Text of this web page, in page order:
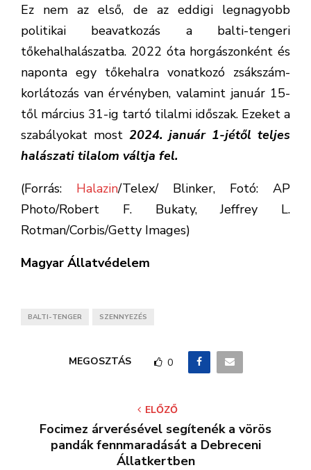
Ez nem az első, de az eddigi legnagyobb
politikai beavatkozás a balti-tengeri
tőkehalhalászatba. 2022 óta horgászonként és
naponta egy tőkehalra vonatkozó zsákszám-
korlátozás van érvényben, valamint január 15-
től március 31-ig tartó tilalmi időszak. Ezeket a
szabályokat most 2024. január 1-jétől teljes
halászati tilalom váltja fel.
(Forrás: Halazin/Telex/ Blinker, Fotó: AP
Photo/Robert F. Bukaty, Jeffrey L.
Rotman/Corbis/Getty Images)
Magyar Állatvédelem
BALTI-TENGER SZENNYEZÉS
MEGOSZTÁS 0
ELŐZŐ
Focimez árverésével segítenék a vörös
pandák fennmaradását a Debreceni
Állatkertben